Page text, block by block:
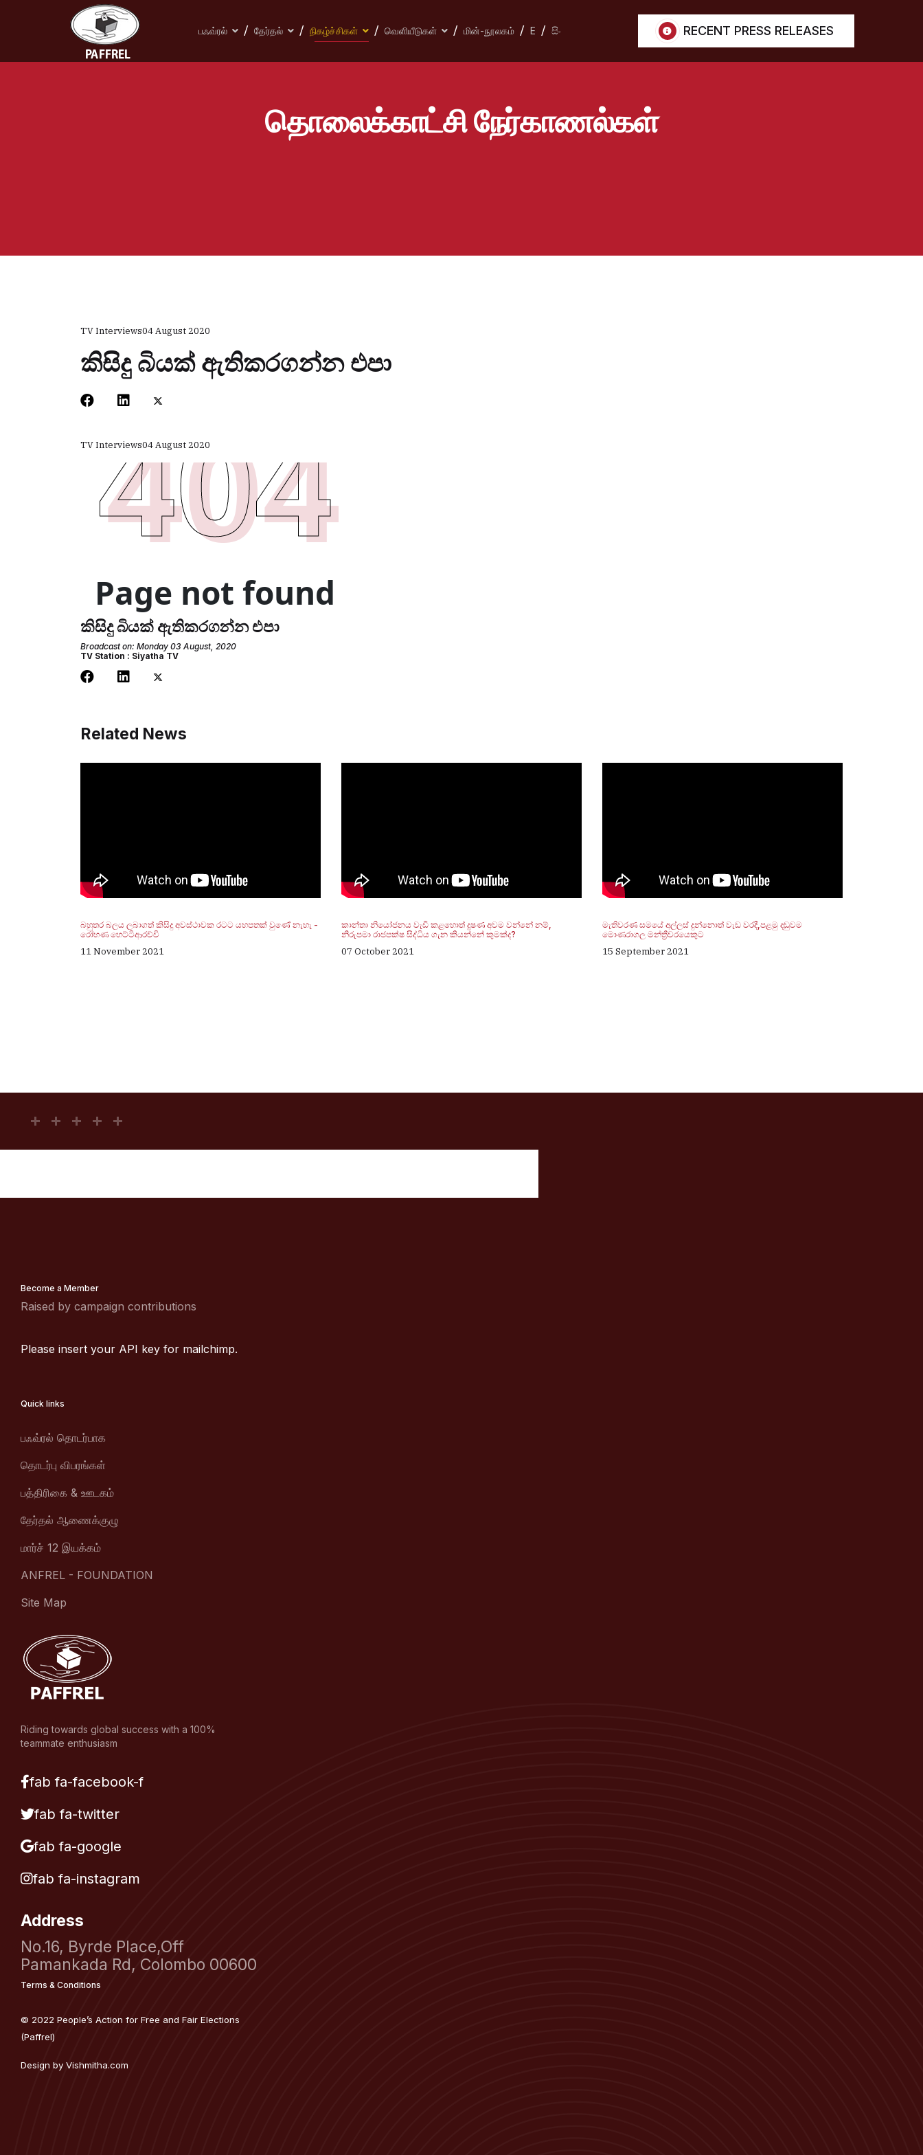
பஃவ்ரல் தேர்தல் நிகழ்ச்சிகள் வெளியீடுகள் மின்-நூலகம் E සිං RECENT PRESS RELEASES
தொலைக்காட்சி நேர்காணல்கள்
TV Interviews04 August 2020
කිසිදු බියක් ඇතිකරගන්න එපා
TV Interviews04 August 2020
කිසිදු බියක් ඇතිකරගන්න එපා
Broadcast on: Monday 03 August, 2020
TV Station : Siyatha TV
Related News
බහුතර බලය ලබාගත් කිසිදු අවස්ථාවක රටට යහපතක් වුණේ නැහැ -
රෝහණ හෙට්ටිආරච්චි
11 November 2021
කාන්තා නියෝජනය වැඩි කළහොත් දූෂණ අවම වන්නේ නම්,
නිරුපමා රාජපක්ෂ සිද්ධිය ගැන කියන්නේ කුමක්ද?
07 October 2021
මැතිවරණ සමයේ අල්ලස් දුන්නොත් වැඩ වරදී,පළමු දඬුවම
මොණරාගල මන්ත්‍රීවරයෙකුට
15 September 2021
Become a Member
Raised by campaign contributions
Please insert your API key for mailchimp.
Quick links
பஃவ்ரல் தொடர்பாக
தொடர்பு விபரங்கள்
பத்திரிகை & ஊடகம்
தேர்தல் ஆணைக்குழு
மார்ச் 12 இயக்கம்
ANFREL - FOUNDATION
Site Map
Riding towards global success with a 100%
teammate enthusiasm
fab fa-facebook-f
fab fa-twitter
fab fa-google
fab fa-instagram
Address
No.16, Byrde Place,Off
Pamankada Rd, Colombo 00600
Terms & Conditions
© 2022 People’s Action for Free and Fair Elections
(Paffrel)
Design by Vishmitha.com